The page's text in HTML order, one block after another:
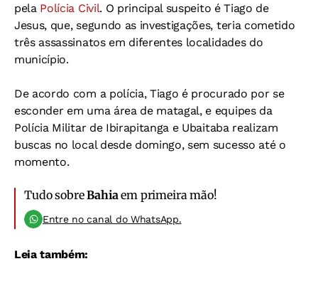
pela Polícia Civil. O principal suspeito é Tiago de
Jesus, que, segundo as investigações, teria cometido
três assassinatos em diferentes localidades do
município.
De acordo com a polícia, Tiago é procurado por se
esconder em uma área de matagal, e equipes da
Polícia Militar de Ibirapitanga e Ubaitaba realizam
buscas no local desde domingo, sem sucesso até o
momento.
Tudo sobreBahia em primeira mão!
Entre no canal do WhatsApp.
Leia também: